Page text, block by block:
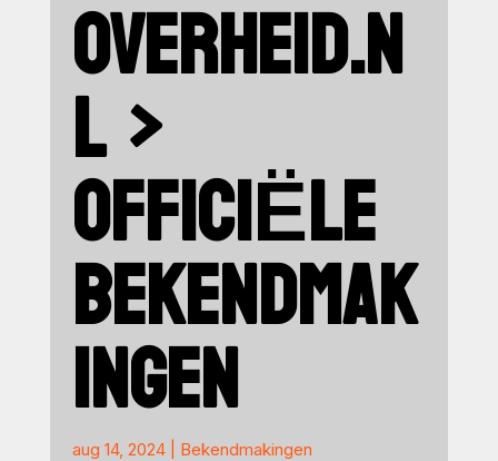
OVERHEID.N
L >
OFFICIËLE
BEKENDMAK
INGEN
aug 14, 2024| Bekendmakingen